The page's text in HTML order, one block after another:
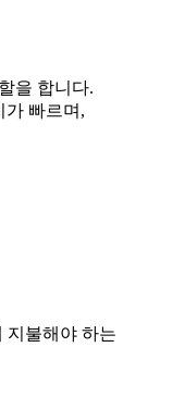
을 합니다.
가 빠르며,
지불해야 하는